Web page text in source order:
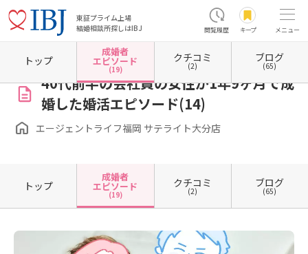
東証プライム上場
結婚相談所探しはIBJ
閲覧履歴 キープ メニュー
ホーム 大分県の結婚相談所 大分県大分市 エージェントライフ福岡 サテライト大分店
40代前半の会社員の女性が1年9ヶ月で成
婚した婚活エピソード(14)
エージェントライフ福岡 サテライト大分店
トップ
成婚者
エピソード
(19)
クチコミ
(2)
ブログ
(65)
トップ
成婚者
エピソード
(19)
クチコミ
(2)
ブログ
(65)